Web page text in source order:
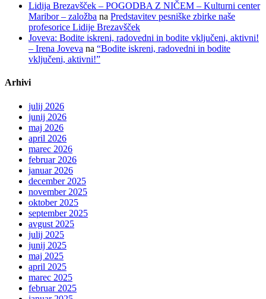
Lidija Brezavšček – POGODBA Z NIČEM – Kulturni center
Maribor – založba na Predstavitev pesniške zbirke naše
profesorice Lidije Brezavšček
Joveva: Bodite iskreni, radovedni in bodite vključeni, aktivni!
– Irena Joveva na “Bodite iskreni, radovedni in bodite
vključeni, aktivni!”
Arhivi
julij 2026
junij 2026
maj 2026
april 2026
marec 2026
februar 2026
januar 2026
december 2025
november 2025
oktober 2025
september 2025
avgust 2025
julij 2025
junij 2025
maj 2025
april 2025
marec 2025
februar 2025